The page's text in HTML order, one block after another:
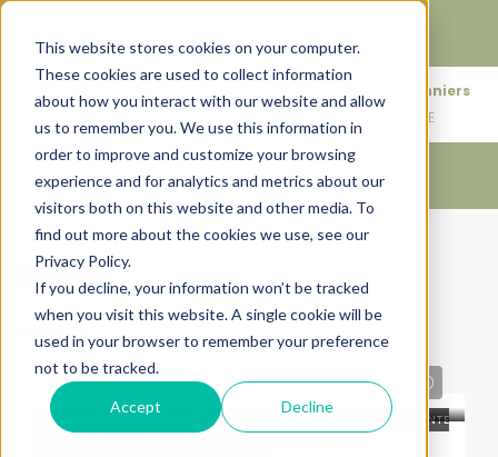
This website stores cookies on your computer.
These cookies are used to collect information
about how you interact with our website and allow
us to remember you. We use this information in
order to improve and customize your browsing
experience and for analytics and metrics about our
visitors both on this website and other media. To
find out more about the cookies we use, see our
Privacy Policy.
If you decline, your information won’t be tracked
when you visit this website. A single cookie will be
used in your browser to remember your preference
not to be tracked.
Accept Decline
patrimoine.
76 rue des Amidonniers
31000 TOULOUSE
Accueil Duplex
Duplex
2 Propriétés
Trier par: Ordre par défaut
CARACTÉRISTIQUES
BY URBANHOUSE360.COM NF HABITAT PROGRAMME NEUF
VENTE
nous consulter